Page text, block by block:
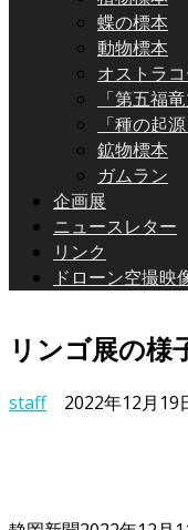
蝶の標本
動物標本
オストラ
「第五福
「種の起
鉱物標本
ガムラン
企画展
ニュースレター
リンク
ドローン空撮映
リンゴ展の様
staff 2022年12月19